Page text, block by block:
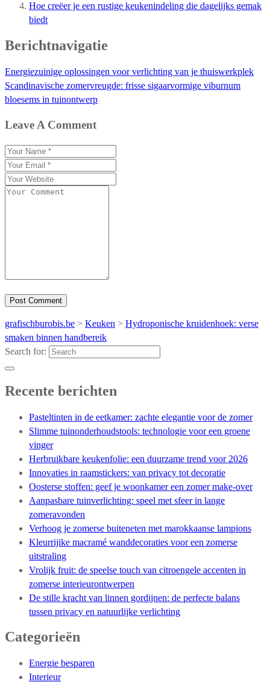
Hoe creëer je een rustige keukenindeling die dagelijks gemak
biedt
Berichtnavigatie
Energiezuinige oplossingen voor verlichting van je thuiswerkplek
Scandinavische zomervreugde: frisse sigaarvormige viburnum
bloesems in tuinontwerp
Leave A Comment
grafischburobis.be > Keuken > Hydroponische kruidenhoek: verse
smaken binnen handbereik
Search for:
Recente berichten
Pasteltinten in de eetkamer: zachte elegantie voor de zomer
Slimme tuinonderhoudstools: technologie voor een groene
vinger
Herbruikbare keukenfolie: een duurzame trend voor 2026
Innovaties in raamstickers: van privacy tot decoratie
Oosterse stoffen: geef je woonkamer een zomer make-over
Aanpasbare tuinverlichting: speel met sfeer in lange
zomeravonden
Verhoog je zomerse buiteneten met marokkaanse lampions
Kleurrijike macramé wanddecoraties voor een zomerse
uitstraling
Vrolijk fruit: de speelse touch van citroengele accenten in
zomerse interieurontwerpen
De stille kracht van linnen gordijnen: de perfecte balans
tussen privacy en natuurlijke verlichting
Categorieën
Energie besparen
Interieur